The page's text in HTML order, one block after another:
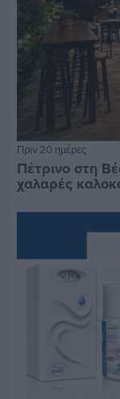
Πριν 20 ημέρες
Πέτρινο στη
χαλαρές